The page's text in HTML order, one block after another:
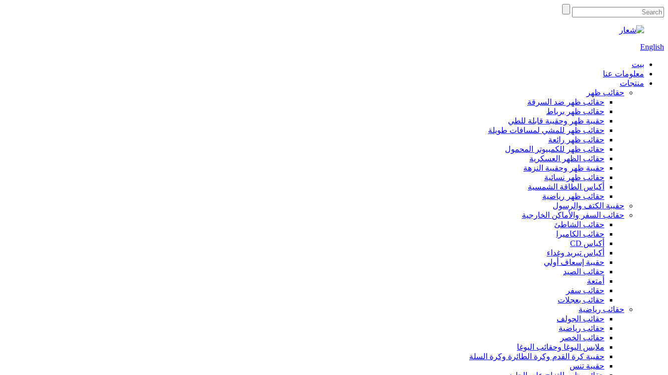
English
بيت
معلومات عنا
منتجات
حقائب ظهر
حقائب ظهر ضد السرقة
حقائب ظهر برباط
حقيبة ظهر وحقيبة قابلة للطي
حقائب ظهر للمشي لمسافات طويلة
حقائب ظهر رائعة
حقائب ظهر للكمبيوتر المحمول
حقائب الظهر العسكرية
حقيبة ظهر وحقيبة النزهة
حقائب ظهر نسائية
أكياس الطاقة الشمسية
حقائب ظهر رياضية
حقيبة الكتف والرسول
حقائب السفر والأماكن الخارجية
حقائب الشاطئ
حقائب الكاميرا
أكياس CD
أكياس تبريد وغداء
حقيبة إسعاف أولي
حقائب الصيد
أمتعة
حقائب سفر
حقائب بعجلات
حقائب رياضية
حقائب الجولف
حقائب رياضية
حقائب الخصر
ملابس اليوغا وحقائب اليوغا
حقيبة كرة القدم وكرة الطائرة وكرة السلة
حقيبة تنس